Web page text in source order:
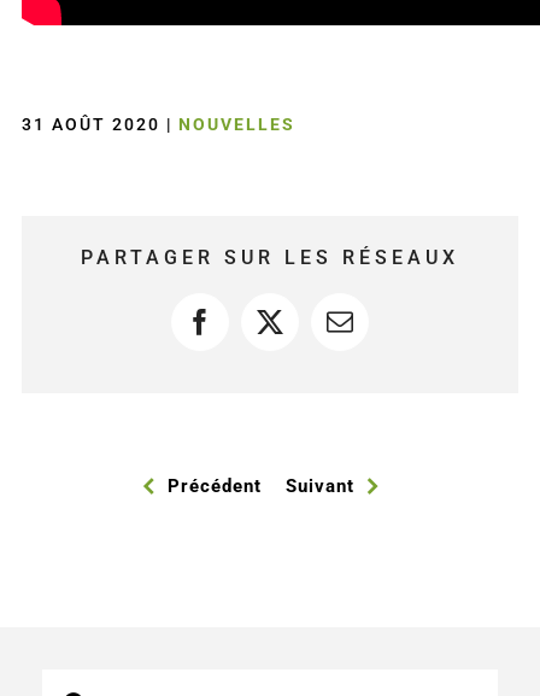
31 AOÛT 2020 | NOUVELLES
PARTAGER SUR LES RÉSEAUX
Facebook
X Courriel
Précédent Suivant